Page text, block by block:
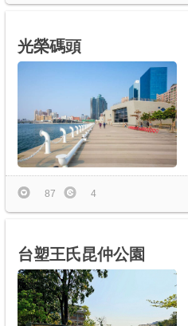
光榮碼頭
87 4
台塑王氏昆仲公園